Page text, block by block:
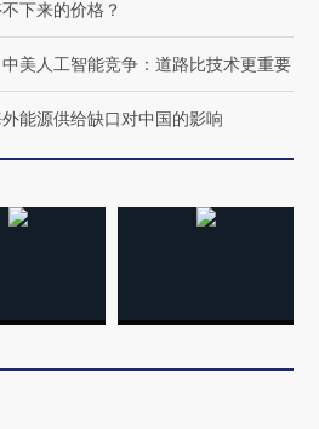
下来的价格？
中美人工智能竞争：道路比技术更重要
能源供给缺口对中国的影响